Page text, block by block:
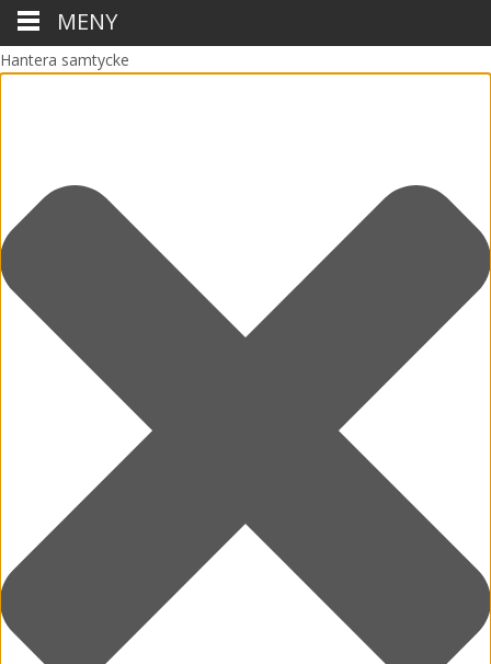
Hantera samtycke
MENY